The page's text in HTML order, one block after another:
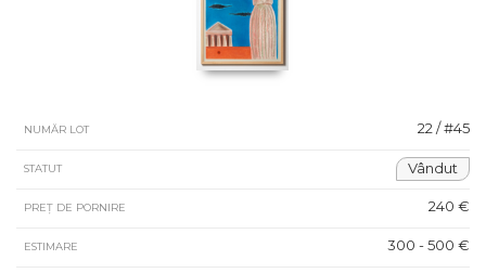
NUMĂR LOT 22 / #45
STATUT Vândut
PREȚ DE PORNIRE 240 €
ESTIMARE 300 - 500 €